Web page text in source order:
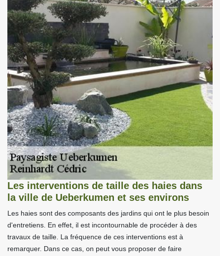
Les interventions de taille des haies dans
la ville de Ueberkumen et ses environs
Les haies sont des composants des jardins qui ont le plus besoin
d'entretiens. En effet, il est incontournable de procéder à des
travaux de taille. La fréquence de ces interventions est à
remarquer. Dans ce cas, on peut vous proposer de faire